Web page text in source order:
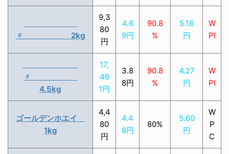
〃 2kg
9,3
80
円
4.6
9円
90.8
%
5.16
円
W
PI
〃
4.5kg
17,
46
1円
3.8
8円
90.8
%
4.27
円
W
PI
ゴールデンホエイ
1kg
4,4
80
円
4.4
8円
80%
5.60
円
W
P
C